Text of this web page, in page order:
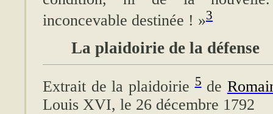
inconcevable destinée ! »3
La plaidoirie de la défense
Extrait de la plaidoirie5de
Louis XVI, le 26 décembre 1792